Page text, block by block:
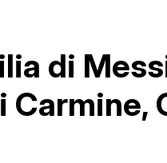
di
Carmine,